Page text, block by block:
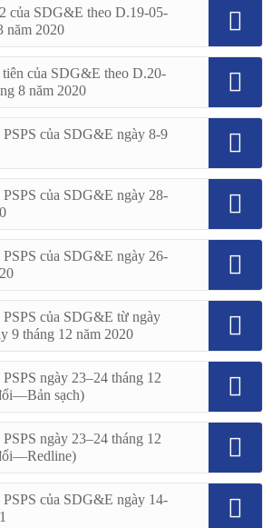
của SDG&E theo D.19-05-
năm 2020
tiên của SDG&E theo D.20-
8 năm 2020
PSPS của SDG&E ngày 8-9
PSPS của SDG&E ngày 28-
PSPS của SDG&E ngày 26-
PSPS của SDG&E từ ngày
9 tháng 12 năm 2020
ngày 23–24 tháng 12
sạch)
ngày 23–24 tháng 12
PSPS của SDG&E ngày 14-